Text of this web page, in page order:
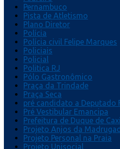
Pernambuco
Pista de Atletismo
Plano Diretor
Polícia
Polícia civil Felipe Marques
Policiais
Policial
Politica RJ
Pólo Gastronômico
Praça da Trindade
Praça Seca
pré candidato a Deputado
Pré Vestibular Emancipa
Prefeitura de Duque de
Projeto Anjos da
Projeto Personal na Praia
Projeto Unisocial